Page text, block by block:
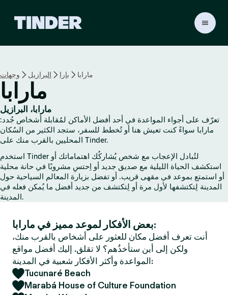
ة
ئ
ي
س
ة
ل
ـ
T
d
e
r
وجهات البرازيل بارا مارابا
مارابا
مارابا، البرازيل
تعرّف على أجواء المواعدة في أحد أفضل الأماكن لمُقابلة أشخاص جُدد:
مارابا سواءً كنت تعيش هنا أو تُخطط للسفر، ستجد الكثير من السُكان
المحليين بالقرب منك على Tinder.
استخدم Tinder لتُبادل الإعجاب مع شخص يُشاركُك اهتماماتك أو
استكشف الحياة الليلية مع صديق جديد أو اِحتسِ مشروبًا في حانة محلية
أو استمتع بموعد في مقهى قريب. أو تفضل بزيارة المعالم السياحية حول
المدينة لِتكتشفها لأول مرة أو لِتكتشف من جديد أفضل ما يُمكن فعله في
المدينة.
بعض الأفكار لموعد مميز في مارابا:
أنت تعرف أفضل مكان للعثور على أشخاص بالقرب منك،
ولكن إلى أين ستأخذُهم؟ لا تقلق. إليك أفضل مواقع
المواعدة وأكثر الأفكار شعبية في المدينة:
Tucunaré Beach
Marabá House of Culture Foundation